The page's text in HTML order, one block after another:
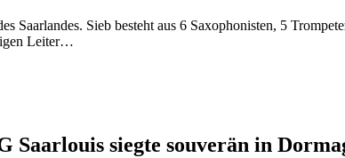
Sieb besteht aus 6 Saxophonisten, 5
Leiter…
Saarlouis siegte souverän in